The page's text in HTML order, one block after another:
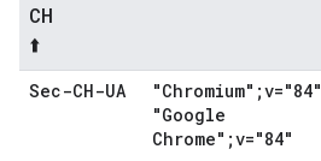
CH
⬆️
Sec-CH-UA "Chromium";v="84"
"Google
Chrome";v="84"